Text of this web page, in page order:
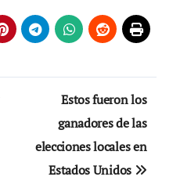
Estos fueron los
ganadores de las
elecciones locales en
Estados Unidos